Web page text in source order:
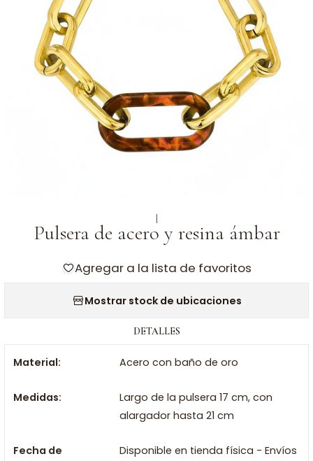
|
Pulsera de acero y resina ámbar
Agregar a la lista de favoritos
Mostrar stock de ubicaciones
DETALLES
Material: Acero con baño de oro
Medidas:
Largo de la pulsera 17 cm, con
alargador hasta 21 cm
Fecha de
Disponible en tienda física - Envíos